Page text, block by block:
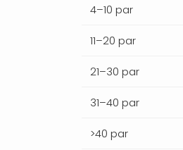
4–10 par
11–20 par
21–30 par
31–40 par
>40 par